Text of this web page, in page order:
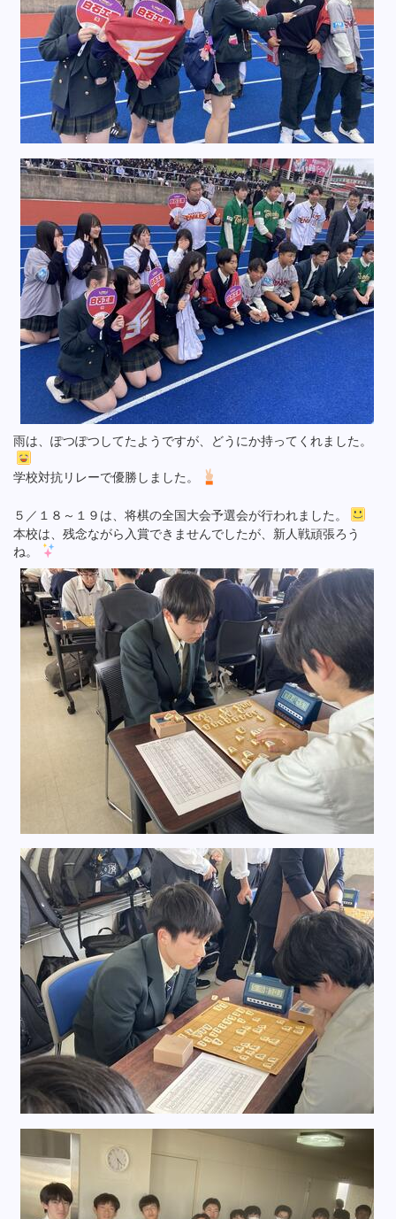
雨は、ぽつぽつしてたようですが、どうにか持ってくれました。
学校対抗リレーで優勝しました。
５／１８～１９は、将棋の全国大会予選会が行われました。
本校は、残念ながら入賞できませんでしたが、新人戦頑張ろう
ね。